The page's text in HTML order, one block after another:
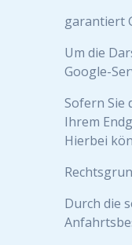
garantiert
Um die
Google-
Sofern
Ihrem
Hierbei
Durch die